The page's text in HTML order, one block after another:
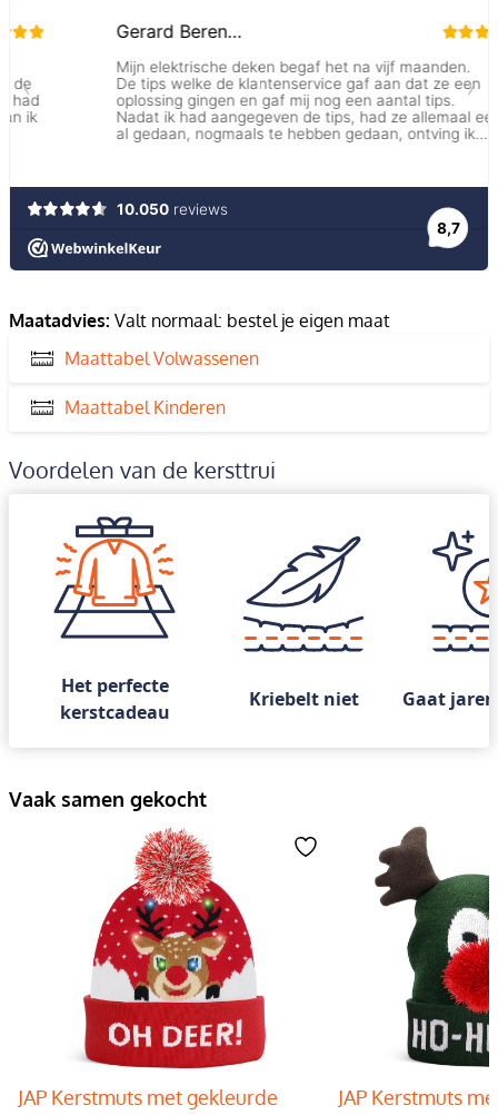
Maatadvies: Valt normaal: bestel je eigen maat
Maattabel Volwassenen
Maattabel Kinderen
Voordelen van de kersttrui
Het perfecte
kerstcadeau
Kriebelt niet Gaat
Vaak samen gekocht
JAP Kerstmuts met gekleurde
JAP Kerstmuts